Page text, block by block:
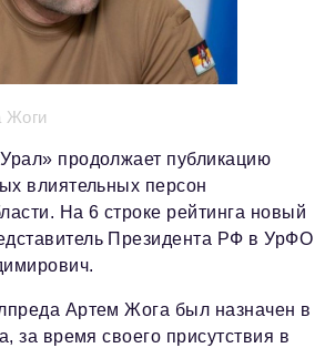
редакционная подписка
Жоги
продолжает публикацию
влиятельных персон
На 6 строке рейтинга новый
Президента РФ в УрФО
Артем Жога был назначен в
за время своего присутствия в